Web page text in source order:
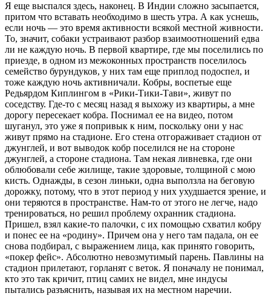
Я еще выспался здесь, наконец. В Индии сложно засыпается,
притом что вставать необходимо в шесть утра. А как уснешь,
если ночь — это время активности всякой местной живности.
То, значит, собаки устраивают разбор взаимоотношений едва
ли не каждую ночь. В первой квартире, где мы поселились по
приезде, в одном из межоконных пространств поселилось
семейство бурундуков, у них там еще приплод подоспел, и
тоже каждую ночь активничали. Кобры, воспетые еще
Редьярдом Киплингом в «Рики-Тики-Тави», живут по
соседству. Где-то с месяц назад я выхожу из квартиры, а мне
дорогу пересекает кобра. Поснимал ее на видео, потом
шуганул, это уже я попривык к ним, поскольку они у нас
живут прямо на стадионе. Его стена отгораживает стадион от
джунглей, и вот выводок кобр поселился не на стороне
джунглей, а стороне стадиона. Там некая ливневка, где они
облюбовали себе жилище, такие здоровые, толщиной с мою
кисть. Однажды, в сезон линьки, одна выползла на беговую
дорожку, потому, что в этот период у них ухудшается зрение, и
они теряются в пространстве. Нам-то от этого не легче, надо
тренироваться, но решил проблему охранник стадиона.
Пришел, взял какие-то палочки, с их помощью схватил кобру
и понес ее на «родину». Причем она у него там падала, он ее
снова подбирал, с выражением лица, как принято говорить,
«покер фейс». Абсолютно невозмутимый парень. Павлины на
стадион прилетают, горланят с веток. Я поначалу не понимал,
кто это так кричит, птиц самих не видел, мне индусы
пытались разъяснить, называя их на местном наречии.